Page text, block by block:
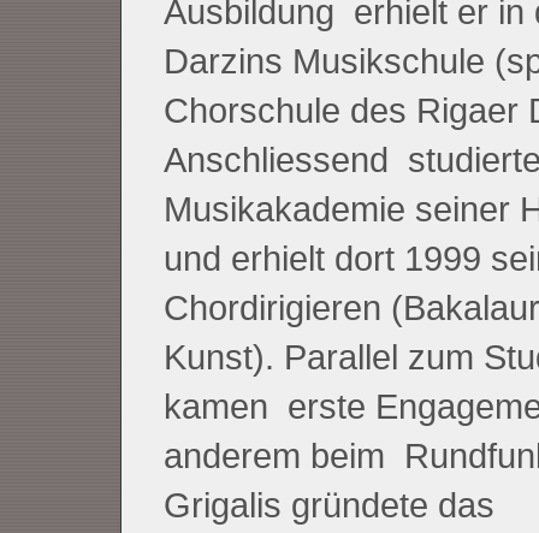
Ausbildung erhielt er in
Darzins Musikschule
Chorschule des Rigaer
Anschliessend
Musikakademie seiner
und erhielt dort 1999
Chordirigieren
Kunst). Parallel zum
kamen erste
anderem beim
Grigalis gründete das